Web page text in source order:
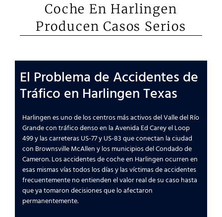
Coche En Harlingen
Producen Casos Serios
El Problema de Accidentes de
Tráfico en Harlingen Texas
Harlingen es uno de los centros más activos del Valle del Río
Grande con tráfico denso en la Avenida Ed Carey el Loop
499 y las carreteras US-77 y US-83 que conectan la ciudad
con Brownsville McAllen y los municipios del Condado de
Cameron. Los accidentes de coche en Harlingen ocurren en
esas mismas vías todos los días y las víctimas de accidentes
frecuentemente no entienden el valor real de su caso hasta
que ya tomaron decisiones que lo afectaron
permanentemente.